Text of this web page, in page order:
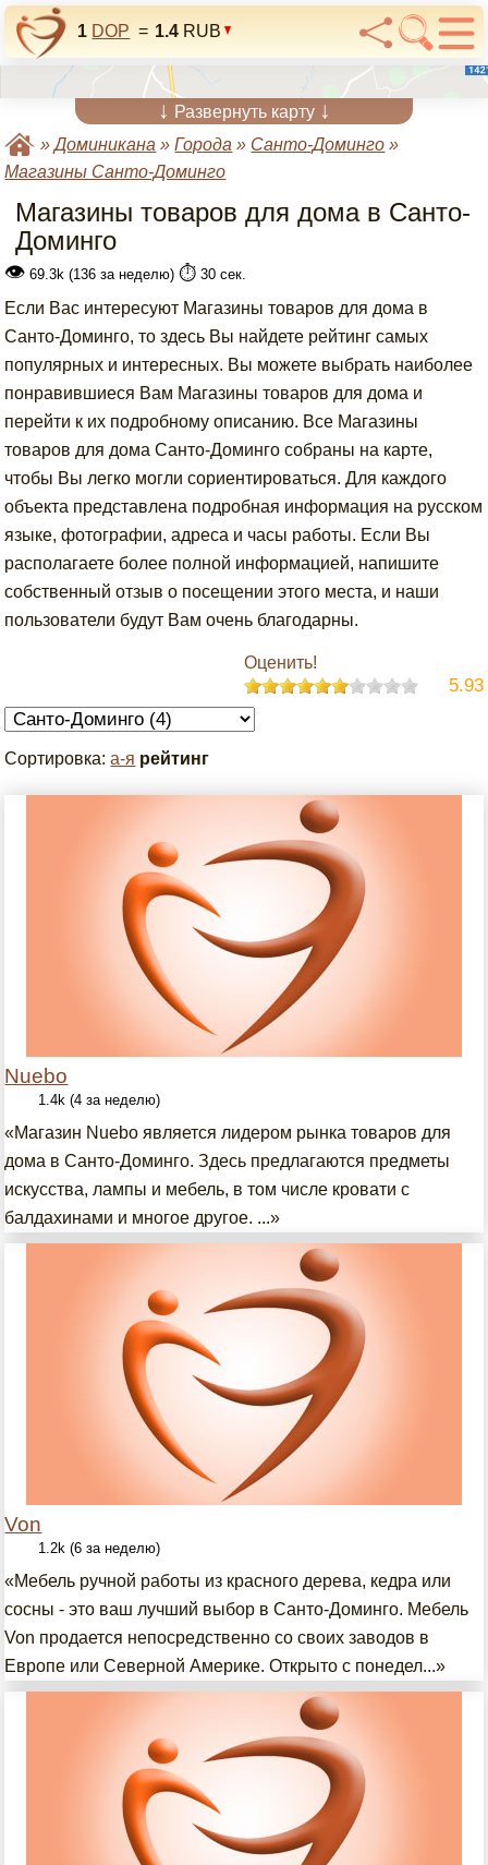
1 DOP = 1.4 RUB
↓ Развернуть карту ↓
»Доминикана »Города » Санто-Доминго »
Магазины Санто-Доминго
Магазины товаров для дома в Санто-
Доминго
👁 69.3k (136 за неделю) ⏱️ 30 сек.
Если Вас интересуют Магазины товаров для дома в
Санто-Доминго, то здесь Вы найдете рейтинг самых
популярных и интересных. Вы можете выбрать наиболее
понравившиеся Вам Магазины товаров для дома и
перейти к их подробному описанию. Все Магазины
товаров для дома Санто-Доминго собраны на карте,
чтобы Вы легко могли сориентироваться. Для каждого
объекта представлена подробная информация на русском
языке, фотографии, адреса и часы работы. Если Вы
располагаете более полной информацией, напишите
собственный отзыв о посещении этого места, и наши
пользователи будут Вам очень благодарны.
Оценить!
5.93
Сортировка:а-я рейтинг
Nuebo
1.4k (4 за неделю)
«Магазин Nuebo является лидером рынка товаров для
дома в Санто-Доминго. Здесь предлагаются предметы
искусства, лампы и мебель, в том числе кровати с
балдахинами и многое другое. ...»
Von
1.2k (6 за неделю)
«Мебель ручной работы из красного дерева, кедра или
сосны - это ваш лучший выбор в Санто-Доминго. Мебель
Von продается непосредственно со своих заводов в
Европе или Северной Америке. Открыто с понедел...»